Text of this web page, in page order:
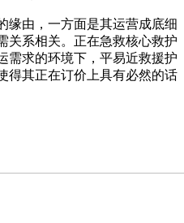
由，一方面是其运营成底细
关系相关。正在急救核心救护
需求的环境下，平易近救援护
得其正在订价上具有必然的话